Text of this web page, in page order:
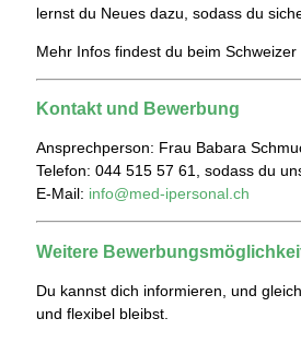
lernst du Neues dazu, sodass du
Mehr Infos findest du beim
Kontakt und Bewerbung
Ansprechperson: Frau Babara
Telefon: 044 515 57 61, sodass du
E-Mail: info@med-ipersonal.ch
Weitere
Du kannst dich informieren, und
und flexibel bleibst.